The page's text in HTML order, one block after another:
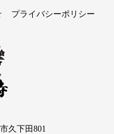
プライバシーポリシー
久下田801